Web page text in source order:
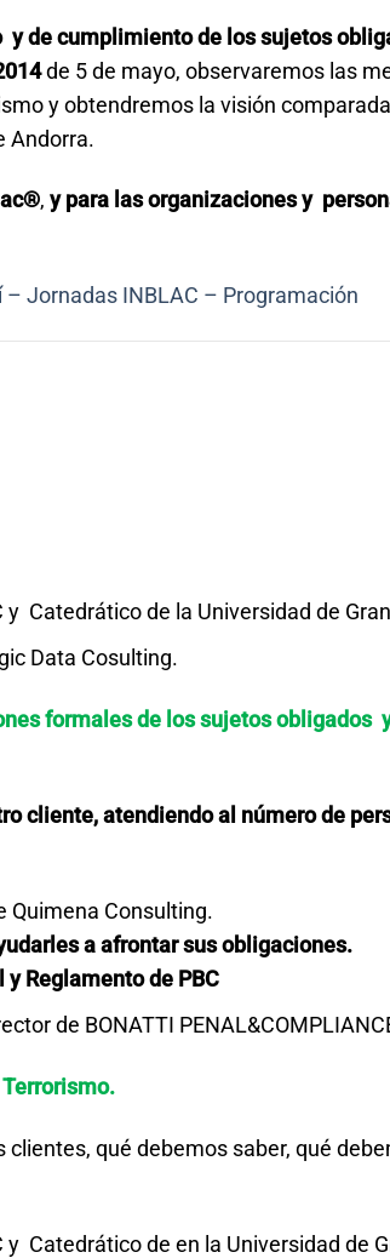
y de cumplimiento de los sujetos
de 5 de mayo, observaremos las
y obtendremos la visión comparada
Andorra.
, y para las organizaciones y
– Jornadas INBLAC – Programación
Catedrático de la Universidad de
Data Cosulting.
formales de los sujetos obligados
cliente, atendiendo al número de
Quimena Consulting.
a afrontar sus obligaciones.
Reglamento de PBC
de BONATTI
qué debemos saber, qué
Catedrático de en la Universidad de